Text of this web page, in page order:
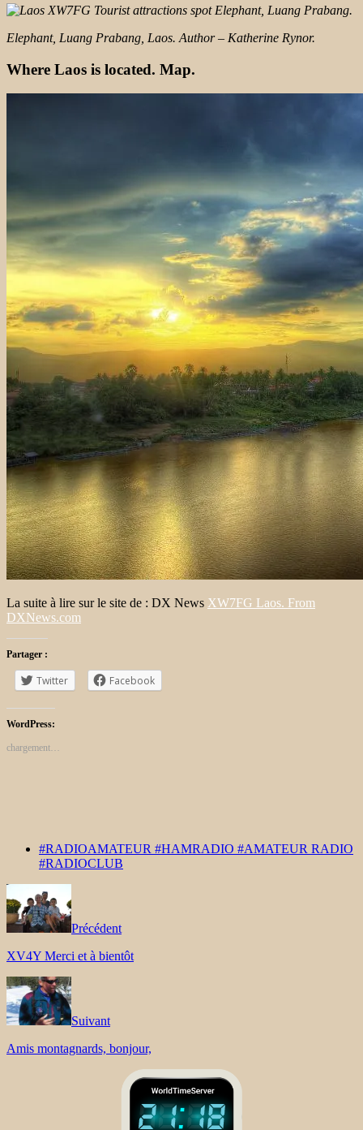
Elephant, Luang Prabang, Laos. Author – Katherine Rynor.
Where Laos is located. Map.
La suite à lire sur le site de : DX News XW7FG Laos. From
DXNews.com
Partager :
Twitter Facebook
WordPress:
chargement…
#RADIOAMATEUR #HAMRADIO #AMATEUR RADIO
#RADIOCLUB
Précédent
XV4Y Merci et à bientôt
Suivant
Amis montagnards, bonjour,